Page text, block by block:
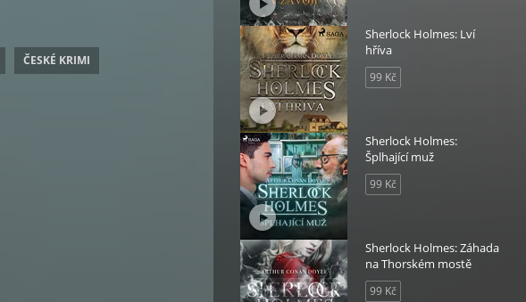
ČESKÉ KRIMI
Sherlock Holmes: Lví
hříva
99 Kč
Sherlock Holmes:
Šplhající muž
99 Kč
Sherlock Holmes: Záhada
na Thorském mostě
99 Kč